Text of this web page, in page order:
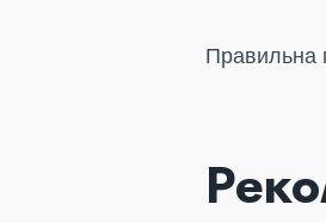
Правильна